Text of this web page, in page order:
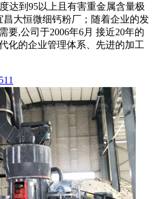
达到95以上且有害重金属含量极
昌大恒微细钙粉厂；随着企业的发
要,公司于2006年6月 接近20年的
化的企业管理体系、先进的加工